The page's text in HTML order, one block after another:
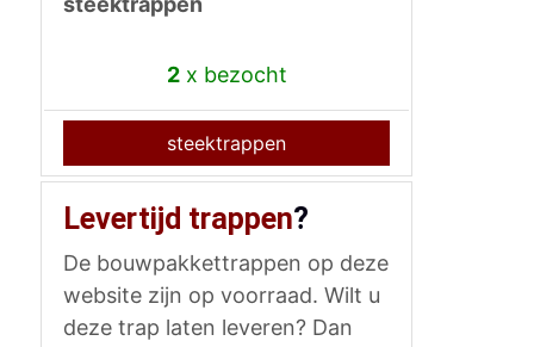
2x bezocht
steektrappen
Levertijd trappen?
De bouwpakkettrappen op deze
website zijn op voorraad. Wilt u
deze trap laten leveren? Dan